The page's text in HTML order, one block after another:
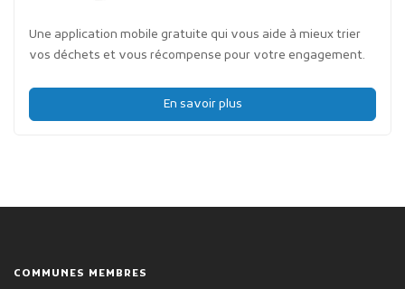
Une application mobile gratuite qui vous aide à mieux trier
vos déchets et vous récompense pour votre engagement.
En savoir plus
COMMUNES MEMBRES